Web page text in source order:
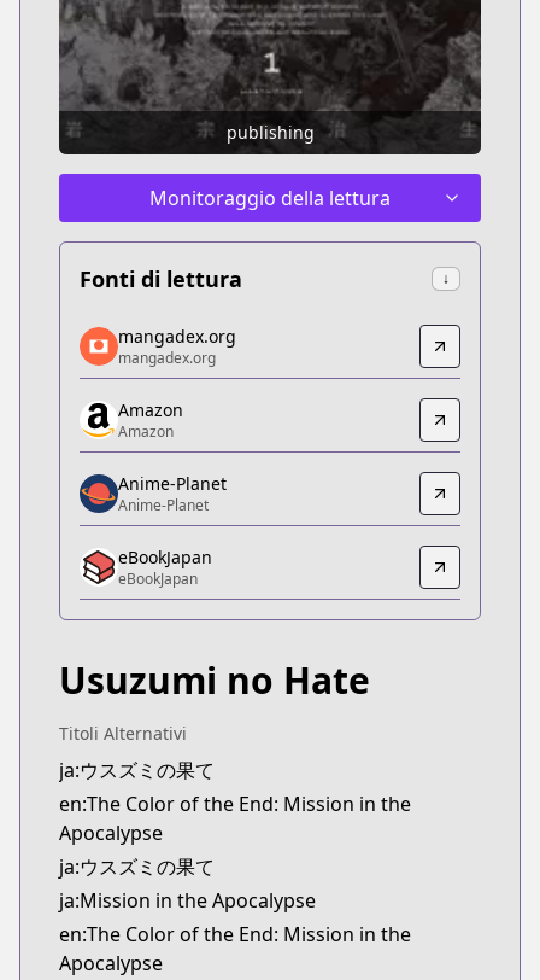
publishing
Monitoraggio della lettura
Fonti di lettura ↓
mangadex.org
mangadex.org
https://mangadex.org/title/e05dd982-6d09-4f3d-
Amazon
Amazon
https://www.amazon.co.jp/dp/B0C3HB5V1T
Anime-Planet
Anime-Planet
https://www.anime-planet.com/manga/the-color-
eBookJapan
eBookJapan
Official Raw
https://www.harta.jp/articles/001016.html
Kitsu
Kitsu
https://kitsu.app/manga/62872
CDJapan
CDJapan
https://www.anime-planet.com/manga/https://
MangaUpdates
MangaUpdates
mangadex.org
mangadex.org
Amazon
Amazon
Anime-Planet
Anime-Planet
eBookJapan
eBookJapan
Usuzumi no Hate
Titoli Alternativi
ja:ウスズミの果て
en:The Color of the End: Mission in the
Apocalypse
ja:ウスズミの果て
ja:Mission in the Apocalypse
en:The Color of the End: Mission in the
Apocalypse